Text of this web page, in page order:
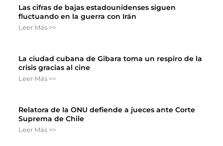
Las cifras de bajas estadounidenses siguen
fluctuando en la guerra con Irán
Leer Más >>
La ciudad cubana de Gibara toma un respiro de la
crisis gracias al cine
Leer Más >>
Relatora de la ONU defiende a jueces ante Corte
Suprema de Chile
Leer Más >>